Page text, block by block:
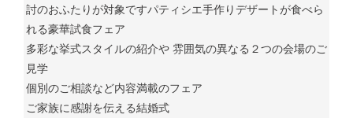
討のおふたりが対象ですパティシエ手作りデザートが食べら
れる豪華試食フェア
多彩な挙式スタイルの紹介や 雰囲気の異なる２つの会場のご
見学
個別のご相談など内容満載のフェア
ご家族に感謝を伝える結婚式